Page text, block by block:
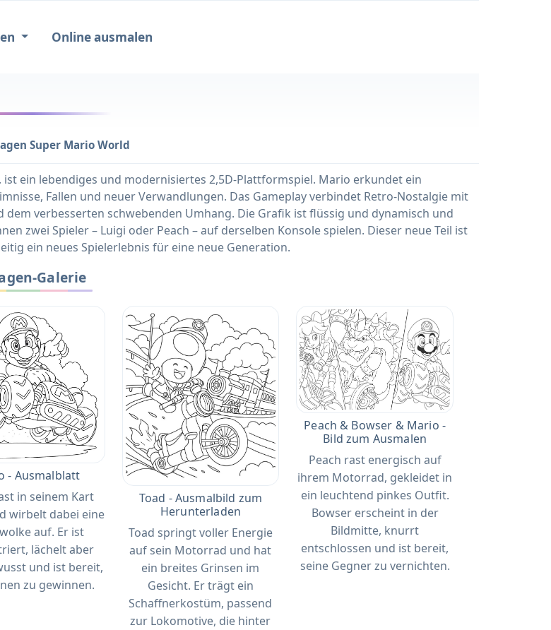
Online ausmalen
Super Mario World
ein lebendiges und modernisiertes 2,5D-Plattformspiel. Mario erkundet ein
Fallen und neuer Verwandlungen. Das Gameplay verbindet Retro-Nostalgie mit
verbesserten schwebenden Umhang. Die Grafik ist flüssig und dynamisch und
zwei Spieler – Luigi oder Peach – auf derselben Konsole spielen. Dieser neue Teil ist
ein neues Spielerlebnis für eine neue Generation.
Galerie
- Ausmalblatt
in seinem Kart
wirbelt dabei eine
auf. Er ist
lächelt aber
und ist bereit,
zu gewinnen.
Toad - Ausmalbild zum
Herunterladen
Toad springt voller Energie
auf sein Motorrad und hat
ein breites Grinsen im
Gesicht. Er trägt ein
Schaffnerkostüm, passend
zur Lokomotive, die hinter
Peach & Bowser & Mario -
Bild zum Ausmalen
Peach rast energisch auf
ihrem Motorrad, gekleidet in
ein leuchtend pinkes Outfit.
Bowser erscheint in der
Bildmitte, knurrt
entschlossen und ist bereit,
seine Gegner zu vernichten.